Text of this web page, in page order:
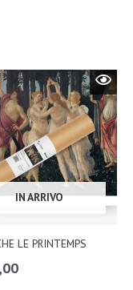
IN ARRIVO
LE PRINTEMPS